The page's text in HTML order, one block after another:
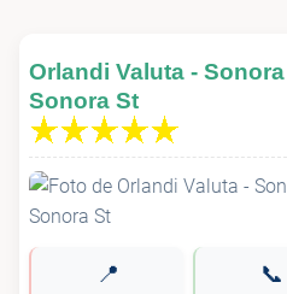
Orlandi Valuta -
Sonora St
📍 📞